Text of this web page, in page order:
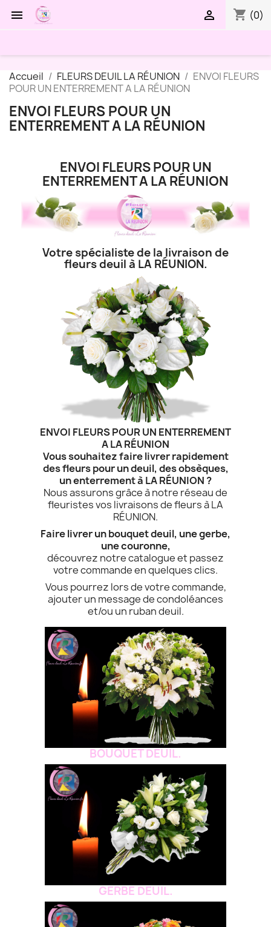
 shopping_cart (0)

Accueil FLEURS DEUIL LA RÉUNION
ENVOI FLEURS
POUR UN ENTERREMENT A LA RÉUNION
ENVOI FLEURS POUR UN
ENTERREMENT A LA RÉUNION
ENVOI FLEURS POUR UN
ENTERREMENT A LA RÉUNION
Votre spécialiste de la livraison de
fleurs deuil à LA RÉUNION.
ENVOI FLEURS POUR UN ENTERREMENT
A LA RÉUNION
Vous souhaitez faire livrer rapidement
des fleurs pour un deuil, des obsèques,
un enterrement à LA RÉUNION ?
Nous assurons grâce à notre réseau de
fleuristes vos livraisons de fleurs à LA
RÉUNION.
Faire livrer un bouquet deuil, une gerbe,
une couronne,
découvrez notre catalogue et passez
votre commande en quelques clics.
Vous pourrez lors de votre commande,
ajouter un message de condoléances
et/ou un ruban deuil.
BOUQUET DEUIL.
GERBE DEUIL.